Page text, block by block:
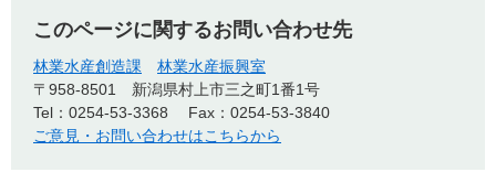
このページに関するお問い合わせ先
林業水産創造課
林業水産振興室
〒958-8501
新潟県村上市三之町1番1号
Tel：0254-53-3368
Fax：0254-53-3840
ご意見・お問い合わせはこちらから